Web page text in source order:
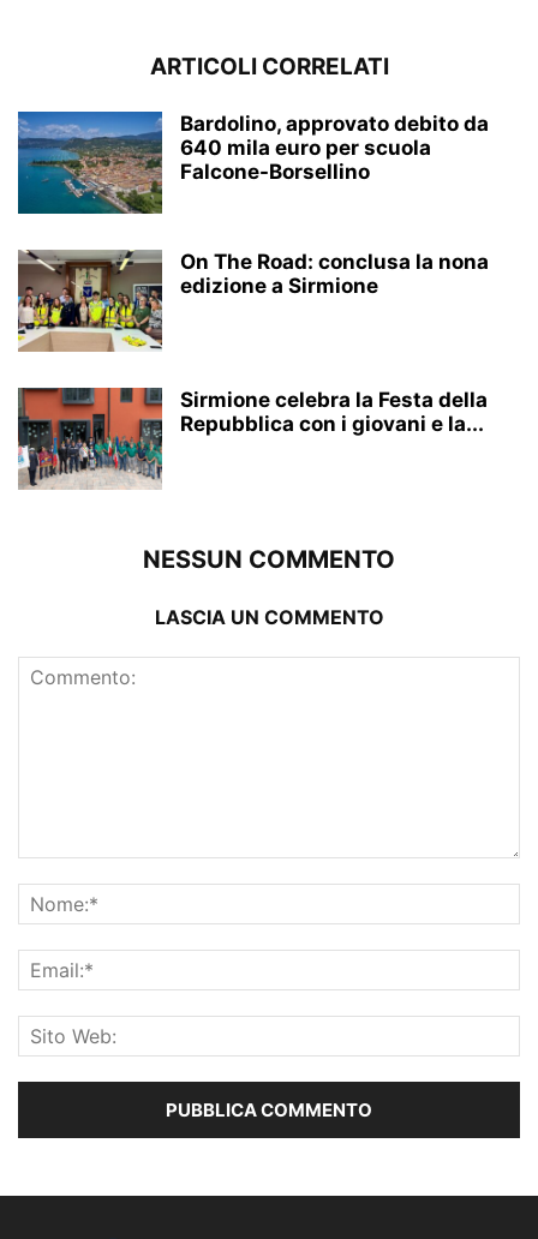
ARTICOLI CORRELATI
Bardolino, approvato debito da
640 mila euro per scuola
Falcone-Borsellino
On The Road: conclusa la nona
edizione a Sirmione
Sirmione celebra la Festa della
Repubblica con i giovani e la...
NESSUN COMMENTO
LASCIA UN COMMENTO